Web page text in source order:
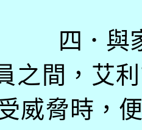
四．與
之間，艾
威脅時，